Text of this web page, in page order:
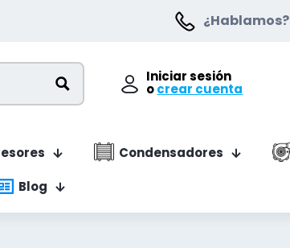
¿Hablamos?
Iniciar sesión
ocrear cuenta
Condensadores
Blog